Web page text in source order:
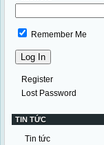
Remember Me
Register
Lost Password
TIN TỨC
Tin tức